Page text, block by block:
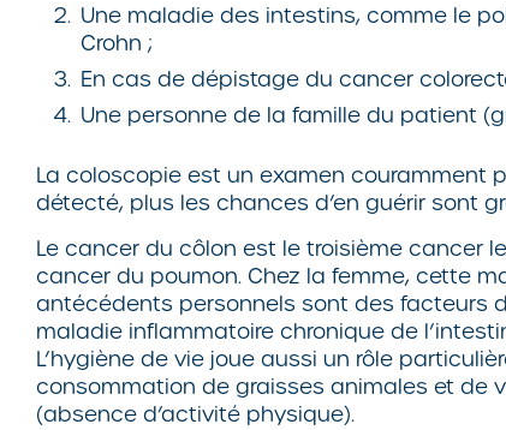
Une maladie des intestins, comme le
Crohn ;
En cas de dépistage du cancer
Une personne de la famille du patient
La coloscopie est un examen couramment
détecté, plus les chances d’en guérir sont
Le cancer du côlon est le troisième cancer
cancer du poumon. Chez la femme, cette
antécédents personnels sont des facteurs
maladie inflammatoire chronique de
L’hygiène de vie joue aussi un rôle
consommation de graisses animales et de
(absence d’activité physique).